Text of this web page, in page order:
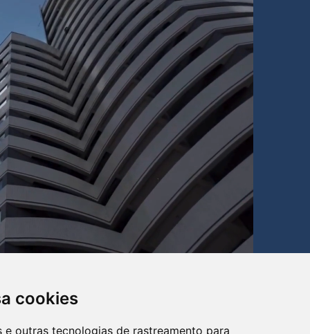
cookies
outras tecnologias de rastreamento para